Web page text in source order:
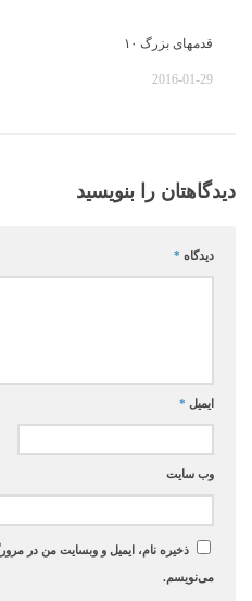
قدمهای بزرگ ۱۰
2016-01-29
دیدگاهتان را بنویسید
دیدگاه *
ایمیل *
وب‌ سایت
ذخیره نام، ایمیل و وبسایت من در
می‌نویسم.